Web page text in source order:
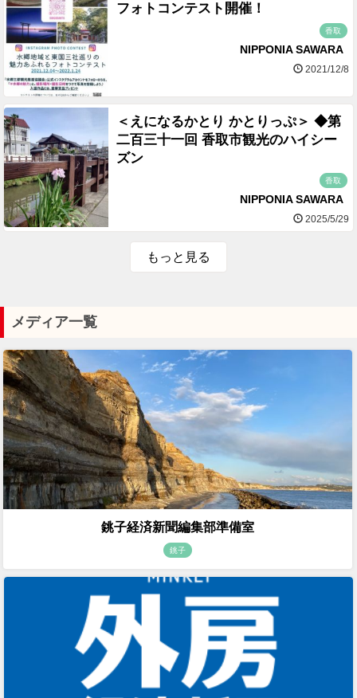
フォトコンテスト開催！
香取
NIPPONIA SAWARA
2021/12/8
＜えになるかとり かとりっぷ＞ ◆第
二百三十一回 香取市観光のハイシー
ズン
香取
NIPPONIA SAWARA
2025/5/29
もっと見る
メディア一覧
銚子経済新聞編集部準備室
銚子